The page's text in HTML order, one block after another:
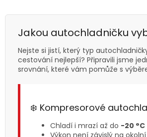
Jakou autochladničku
Nejste si jistí, který typ
cestování nejlepší? Připravili jsme
srovnání, které vám pomůže s
❄️ Kompresorové
Chladí i mrazí až do -20 °C